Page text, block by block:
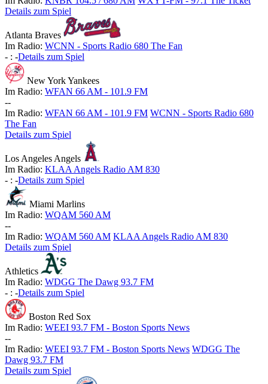
Details zum Spiel
Atlanta Braves
Im Radio: WCNN - Sports Radio 680 The Fan
- : -Details zum Spiel
New York Yankees
Im Radio: WFAN 66 AM - 101.9 FM
--
Im Radio: WFAN 66 AM - 101.9 FM WCNN - Sports Radio 680
The Fan
Details zum Spiel
Los Angeles Angels
Im Radio: KLAA Angels Radio AM 830
- : -Details zum Spiel
Miami Marlins
Im Radio: WQAM 560 AM
--
Im Radio: WQAM 560 AM KLAA Angels Radio AM 830
Details zum Spiel
Athletics
Im Radio: WDGG The Dawg 93.7 FM
- : -Details zum Spiel
Boston Red Sox
Im Radio: WEEI 93.7 FM - Boston Sports News
--
Im Radio: WEEI 93.7 FM - Boston Sports News WDGG The
Dawg 93.7 FM
Details zum Spiel